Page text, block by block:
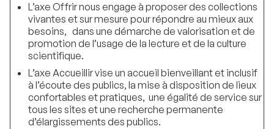
L’axe Offrir nous engage à proposer des collections
vivantes et sur mesure pour répondre au mieux aux
besoins, dans une démarche de valorisation et de
promotion de l’usage de la lecture et de la culture
scientifique.
L’axe Accueillir vise un accueil bienveillant et inclusif
à l’écoute des publics, la mise à disposition de lieux
confortables et pratiques, une égalité de service sur
tous les sites et une recherche permanente
d’élargissements des publics.